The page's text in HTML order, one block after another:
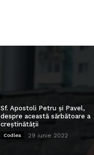
Sf. Apostoli Petru și Pavel,
despre această sărbătoare a
creștinătății
Codlea 29 iunie 2022